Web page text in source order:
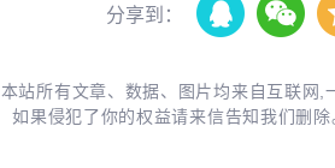
分享到：
本站所有文章、数据、图片均来自互联网,
如果侵犯了你的权益请来信告知我们删除